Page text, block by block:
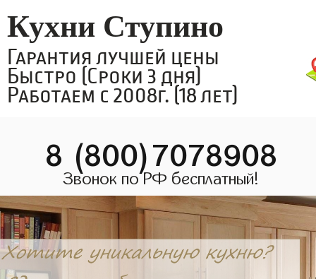
Кухни Ступино
Гарантия лучшей цены
Быстро (Сроки 3 дня)
Работаем с 2008г. (18 лет)
8 (800)7078908
Звонок по РФ бесплатный!